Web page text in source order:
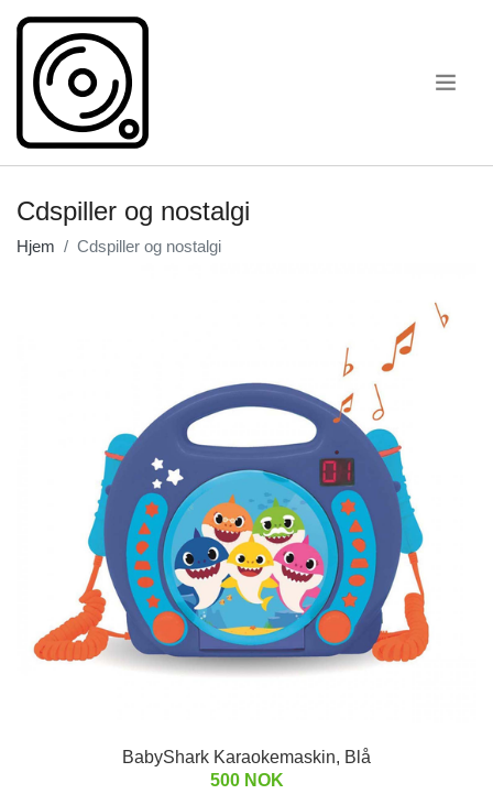
Cdspiller og nostalgi
Hjem Cdspiller og nostalgi
BabyShark Karaokemaskin, Blå
500 NOK